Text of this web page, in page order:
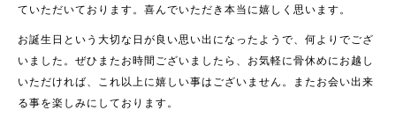
ていただいております。喜んでいただき本当に嬉しく思います。
お誕生日という大切な日が良い思い出になったようで、何よりでござ
いました。ぜひまたお時間ございましたら、お気軽に骨休めにお越し
いただければ、これ以上に嬉しい事はございません。またお会い出来
る事を楽しみにしております。